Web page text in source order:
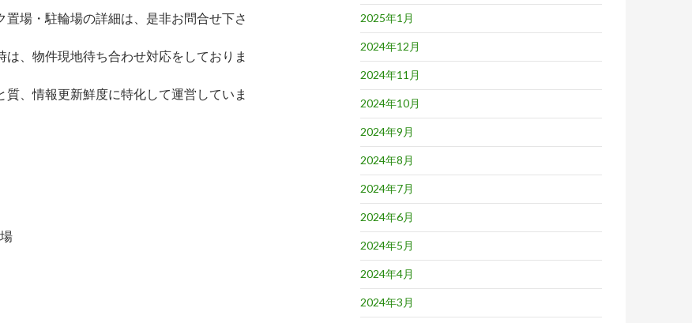
場・駐輪場の詳細は、是非お問合せ下さ
、物件現地待ち合わせ対応をしておりま
、情報更新鮮度に特化して運営していま
2025年1月
2024年12月
2024年11月
2024年10月
2024年9月
2024年8月
2024年7月
2024年6月
2024年5月
2024年4月
2024年3月